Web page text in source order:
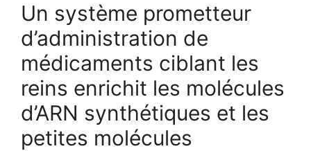
Un système prometteur
d’administration de
médicaments ciblant les
reins enrichit les molécules
d’ARN synthétiques et les
petites molécules